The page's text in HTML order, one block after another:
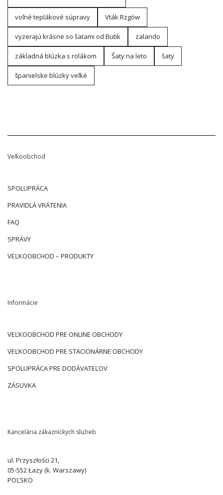
voľné teplákové súpravy Vták Rzgów
vyzerajú krásne so šatami od Butik zalando
základná blúzka s rolákom Šaty na leto šaty
španielske blúzky veľké
Veľkoobchod
SPOLUPRÁCA
PRAVIDLÁ VRÁTENIA
FAQ
SPRÁVY
VEĽKOOBCHOD – PRODUKTY
Informácie
VEĽKOOBCHOD PRE ONLINE OBCHODY
VEĽKOOBCHOD PRE STACIONÁRNE OBCHODY
SPOLUPRÁCA PRE DODÁVATEĽOV
ZÁSUVKA
Kancelária zákazníckych služieb
ul. Przyszłości 21,
05-552 Łazy (k. Warszawy)
POĽSKO